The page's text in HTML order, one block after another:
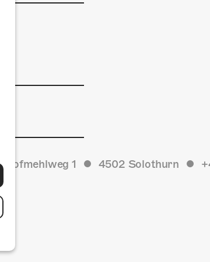
Kofmehlweg 1 4502 Solothurn